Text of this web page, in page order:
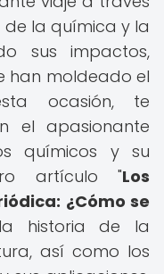
la química y la
sus impactos,
han moldeado el
ocasión, te
el apasionante
químicos y su
artículo "Los
¿Cómo se
historia de la
así como los